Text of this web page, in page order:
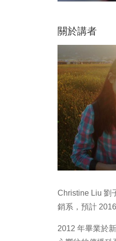
關於講者
Christine Liu 劉
銷系，預計 2016
2012 年畢業於